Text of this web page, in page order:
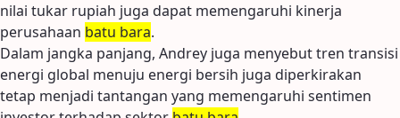
nilai tukar rupiah juga dapat memengaruhi kinerja
perusahaan batu bara.
Dalam jangka panjang, Andrey juga menyebut tren transisi
energi global menuju energi bersih juga diperkirakan
tetap menjadi tantangan yang memengaruhi sentimen